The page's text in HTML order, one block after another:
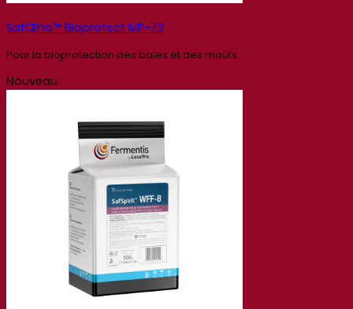
SafŒno™ Bioprotect MP-72
Pour la bioprotection des baies et des moûts
Nouveau